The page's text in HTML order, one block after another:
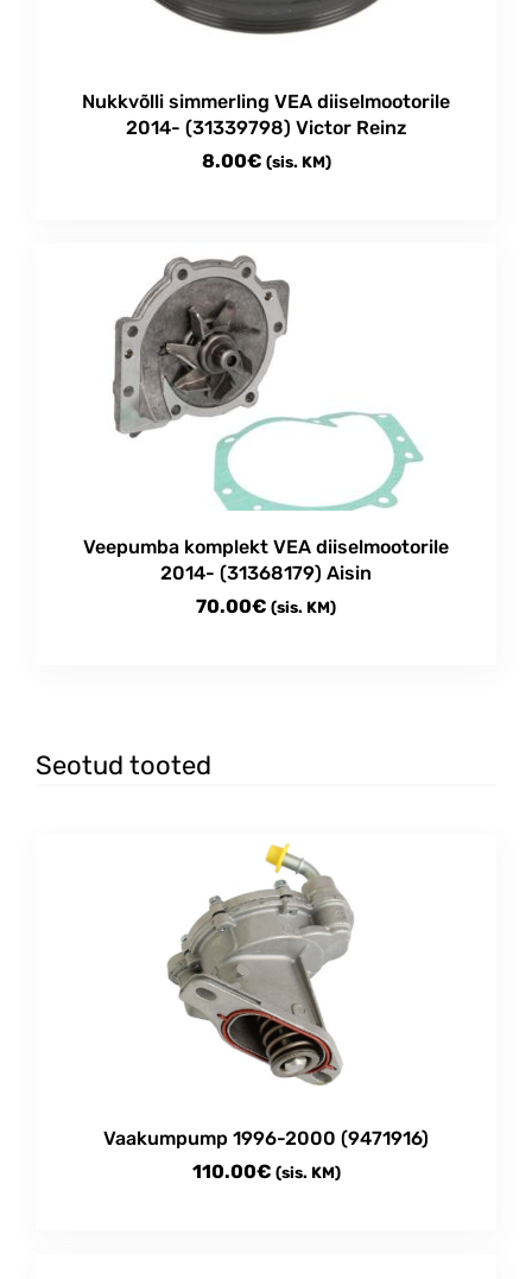
Nukkvõlli simmerling VEA diiselmootorile
2014- (31339798) Victor Reinz
8.00€ (sis. KM)
Veepumba komplekt VEA diiselmootorile
2014- (31368179) Aisin
70.00€ (sis. KM)
Seotud tooted
Vaakumpump 1996-2000 (9471916)
110.00€ (sis. KM)